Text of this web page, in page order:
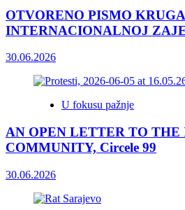
OTVORENO PISMO
INTERNACIONALNOJ
30.06.2026
U fokusu pažnje
AN OPEN LETTER TO
COMMUNITY, Circele 99
30.06.2026